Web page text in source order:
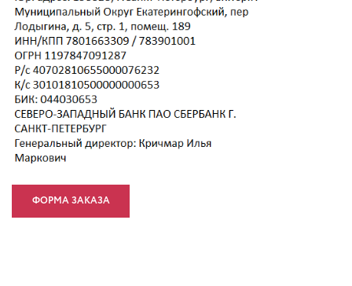
ФОРМА ЗАКАЗА